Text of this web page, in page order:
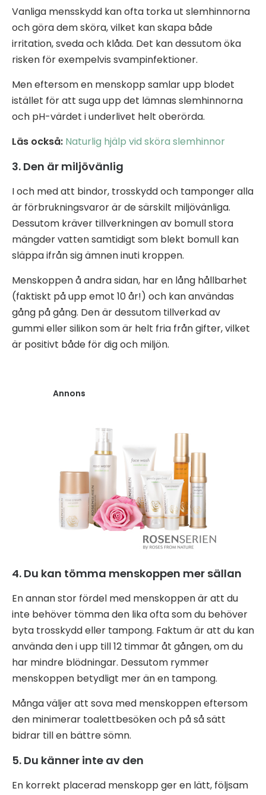
Vanliga mensskydd kan ofta torka ut slemhinnorna
och göra dem sköra, vilket kan skapa både
irritation, sveda och klåda. Det kan dessutom öka
risken för exempelvis svampinfektioner.
Men eftersom en menskopp samlar upp blodet
istället för att suga upp det lämnas slemhinnorna
och pH-värdet i underlivet helt oberörda.
Läs också: Naturlig hjälp vid sköra slemhinnor
3. Den är miljövänlig
I och med att bindor, trosskydd och tamponger alla
är förbrukningsvaror är de särskilt miljövänliga.
Dessutom kräver tillverkningen av bomull stora
mängder vatten samtidigt som blekt bomull kan
släppa ifrån sig ämnen inuti kroppen.
Menskoppen å andra sidan, har en lång hållbarhet
(faktiskt på upp emot 10 år!) och kan användas
gång på gång. Den är dessutom tillverkad av
gummi eller silikon som är helt fria från gifter, vilket
är positivt både för dig och miljön.
Annons
4. Du kan tömma menskoppen mer sällan
En annan stor fördel med menskoppen är att du
inte behöver tömma den lika ofta som du behöver
byta trosskydd eller tampong. Faktum är att du kan
använda den i upp till 12 timmar åt gången, om du
har mindre blödningar. Dessutom rymmer
menskoppen betydligt mer än en tampong.
Många väljer att sova med menskoppen eftersom
den minimerar toalettbesöken och på så sätt
bidrar till en bättre sömn.
5. Du känner inte av den
En korrekt placerad menskopp ger en lätt, följsam